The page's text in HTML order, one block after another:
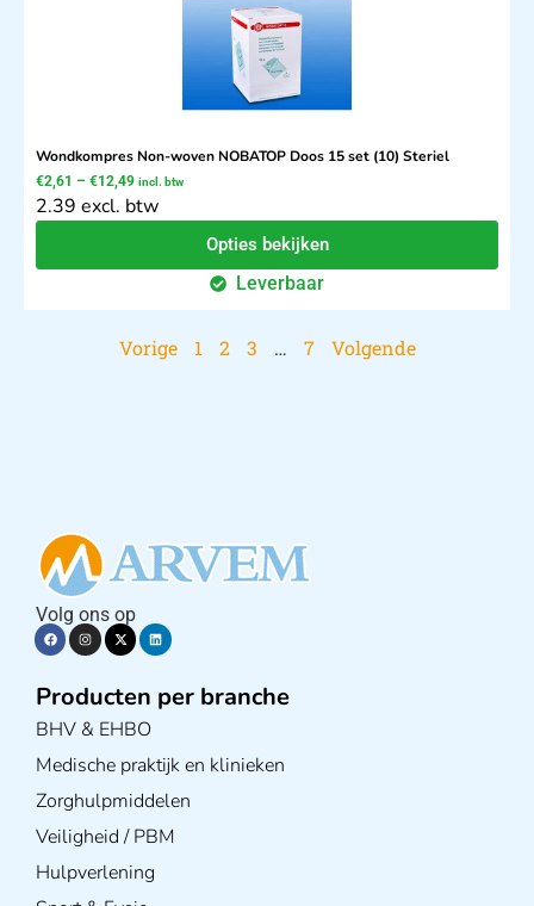
Wondkompres Non-woven NOBATOP Doos 15 set (10) Steriel
€2,61 – €12,49 incl. btw
2.39 excl. btw
Opties bekijken
Leverbaar
Vorige 1 2 3 … 7 Volgende
Volg ons op
Producten per branche
BHV & EHBO
Medische praktijk en klinieken
Zorghulpmiddelen
Veiligheid / PBM
Hulpverlening